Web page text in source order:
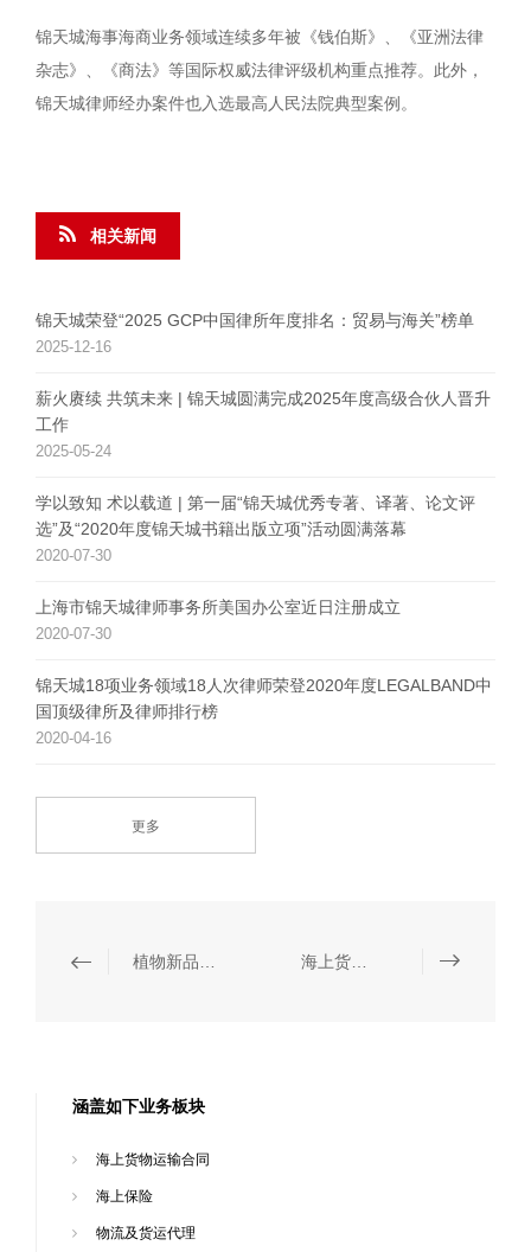
锦天城海事海商业务领域连续多年被《钱伯斯》、《亚洲法律
杂志》、《商法》等国际权威法律评级机构重点推荐。此外，
锦天城律师经办案件也入选最高人民法院典型案例。
相关新闻
锦天城荣登“2025 GCP中国律所年度排名：贸易与海关”榜单
2025-12-16
薪火赓续 共筑未来 | 锦天城圆满完成2025年度高级合伙人晋升
工作
2025-05-24
学以致知 术以载道 | 第一届“锦天城优秀专著、译著、论文评
选”及“2020年度锦天城书籍出版立项”活动圆满落幕
2020-07-30
上海市锦天城律师事务所美国办公室近日注册成立
2020-07-30
锦天城18项业务领域18人次律师荣登2020年度LEGALBAND中
国顶级律所及律师排行榜
2020-04-16
更多
涵盖如下业务板块
海上货物运输合同
海上保险
物流及货运代理